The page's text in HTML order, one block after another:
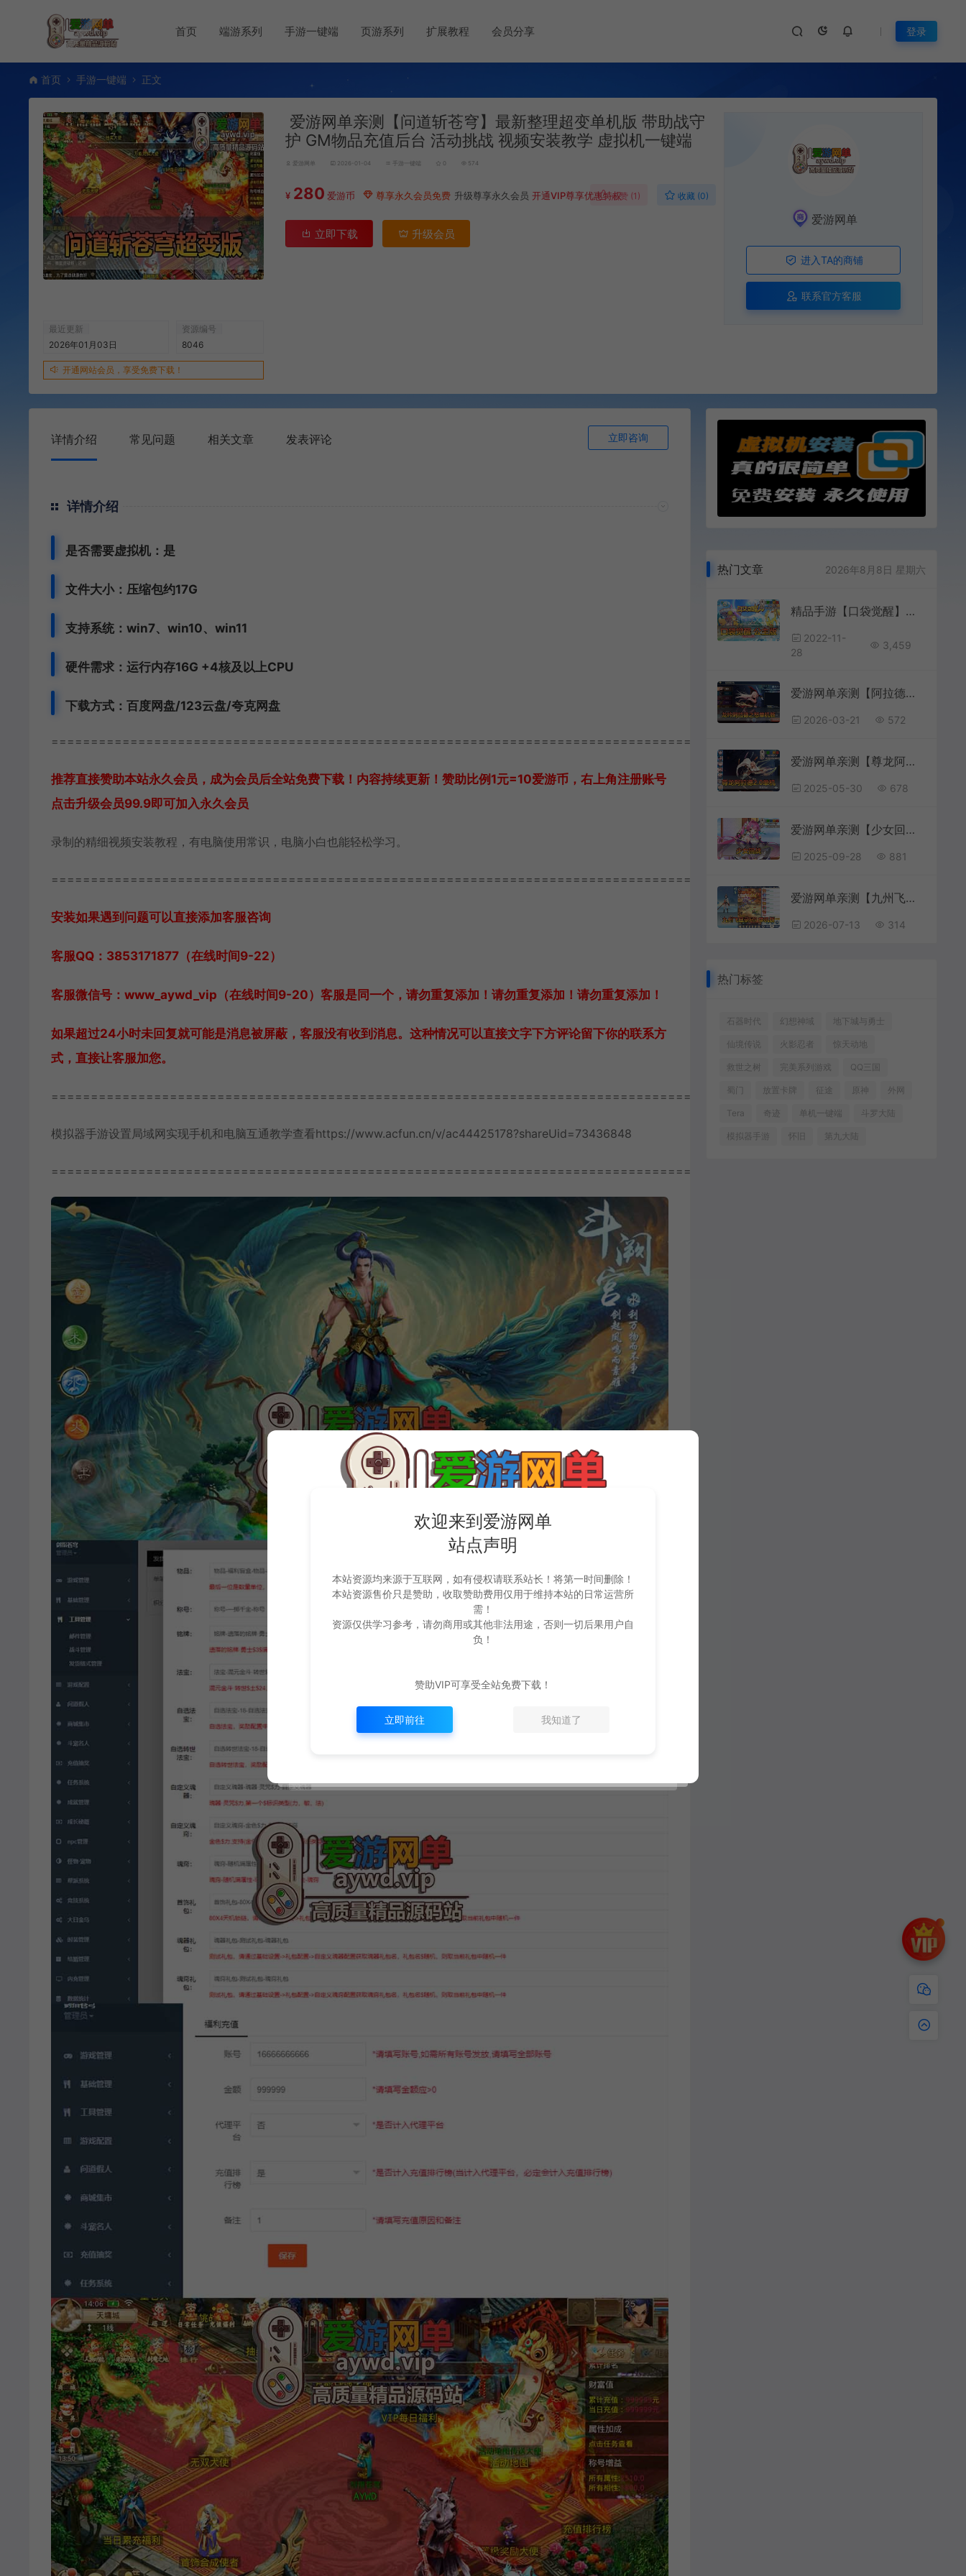
首页 端游系列 手游一键端 页游系列 扩展教程 会员分享 登录
首页 手游一键端 正文
最近更新
2026年01月03日
资源编号
8046
开通网站会员，享受免费下载！
爱游网单亲测【问道斩苍穹】最新整理超变单机版 带助战守
护 GM物品充值后台 活动挑战 视频安装教学 虚拟机一键端
爱游网单 2026-01-04 手游一键端 0 574
¥ 280 爱游币 尊享永久会员免费 升级尊享永久会员 开通VIP尊享优惠特权点赞 (1 ) 收藏 (0)
立即下载 升级会员
爱游网单
进入TA的商铺
联系官方客服
详情介绍 常见问题 相关文章 发表评论 立即咨询
详情介绍
是否需要虚拟机：是
文件大小：压缩包约17G
支持系统：win7、win10、win11
硬件需求：运行内存16G +4核及以上CPU
下载方式： 百度网盘/123云盘/夸克网盘
===========================================================================================
推荐直接赞助本站永久会员，成为会员后全站免费下载！内容持续更新！赞助比例1元=10爱游币，右上角注册账号
点击升级会员99.9即可加入永久会员
录制的精细视频安装教程，有电脑使用常识，电脑小白也能轻松学习。
===========================================================================================
安装如果遇到问题可以直接添加客服咨询
客服QQ：3853171877（在线时间9-22）
客服微信号：www_aywd_vip（在线时间9-20）客服是同一个，请勿重复添加！请勿重复添加！请勿重复添加！
如果超过24小时未回复就可能是消息被屏蔽，客服没有收到消息。这种情况可以直接文字下方评论留下你的联系方
式，直接让客服加您。
===========================================================================================
模拟器手游设置局域网实现手机和电脑互通教学查看https://www.acfun.cn/v/ac44425178?shareUid=73436848
===========================================================================================
热门文章 2026年8月8日 星期六
精品手游【口袋觉醒】公主版虚拟机一键端GM后台可刷全物品
2022-11-
28
3,459
爱游网单亲测【阿拉德之怒龙吟单机版】最新整理龙吟大陆 带GM后台 虚拟机一键端 视频安装教学
2026-03-21 572
爱游网单亲测【尊龙阿拉德之怒】单机版60帧 仿地下城职业 带女鬼剑圣职者 网页GM物品后台虚拟机一键端
2025-05-30 678
爱游网单亲测【少女回战】二次元角色卡牌回合制手游单机版电脑虚拟机一键端配套GM后台视频安装教学
2025-09-28 881
爱游网单亲测【九州飞凰录H5单机版】最新整理挂机H5页游 带APK 支持自配家庭局域网手机连接 网页GM后台 虚拟机一键端视频安装教学
2026-07-13 314
热门标签
石器时代 幻想神域 地下城与勇士
仙境传说 火影忍者 惊天动地
救世之树 完美系列游戏 QQ三国
蜀门 放置卡牌 征途 原神 外网
Tera 奇迹 单机一键端 斗罗大陆
模拟器手游 怀旧 第九大陆
欢迎来到爱游网单
站点声明
本站资源均来源于互联网，如有侵权请联系站长！将第一时间删除！
本站资源售价只是赞助，收取赞助费用仅用于维持本站的日常运营所
需！
资源仅供学习参考，请勿商用或其他非法用途，否则一切后果用户自
负！
赞助VIP可享受全站免费下载！
立即前往 我知道了